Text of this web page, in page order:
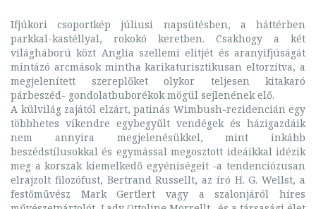
Ifjúkori csoportkép júliusi napsütésben, a háttérben
parkkal-kastéllyal, rokokó keretben. Csakhogy a két
világháború közt Anglia szellemi elitjét és aranyifjúságát
mintázó arcmások mintha karikaturisztikusan eltorzítva, a
megjelenített szereplőket olykor teljesen kitakaró
párbeszéd- gondolatbuborékok mögül sejlenének elő.
A külvilág zajától elzárt, patinás Wimbush-rezidencián egy
többhetes víkendre egybegyűlt vendégek és házigazdáik
nem annyira megjelenésükkel, mint inkább
beszédstílusokkal és egymással megosztott ideáikkal idézik
meg a korszak kiemelkedő egyéniségeit -a tendenciózusan
elrajzolt filozófust, Bertrand Russellt, az író H. G. Wellst, a
festőművész Mark Gertlert vagy a szalonjáról híres